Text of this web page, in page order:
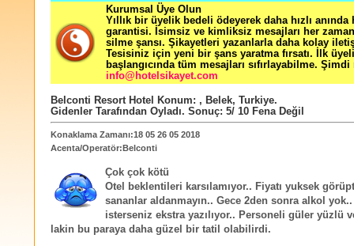
Kurumsal Üye Olun
Yıllık bir üyelik bedeli ödeyerek daha hızlı
garantisi. İsimsiz ve kimliksiz mesajları her zaman
silme şansı. Şikayetleri yazanlarla daha kolay
Tesisiniz için yeni bir şans yaratma fırsatı. İlk
başlangıcında tüm mesajları sıfırlayabilme. Şimdi
info@hotelsikayet.com
Belconti Resort Hotel Konum: , Belek, Turkiye.
Gidenler Tarafından Oyladı. Sonuç: 5/ 10 Fena Değil
Konaklama Zamanı:18 05 26 05 2018
Acenta/Operatör:Belconti
Çok çok kötü
Otel beklentileri karsılamıyor.. Fiyatı yuksek
sananlar aldanmayın.. Gece 2den sonra alkol yok..
isterseniz ekstra yazılıyor.. Personeli güler yüzlü
lakin bu paraya daha güzel bir tatil olabilirdi.